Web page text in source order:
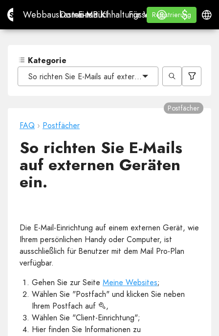
Site.proWebbauskasten mit KI
Webbauskasten mit KI
Domains
Domains
E-Mail
E-MailBuchhaltungssoftware
Buchhaltungssoftware
Für
Für Wiederverkäufer
WHITE LABEL
Lernen
Lernen
Registrierung
Registrierung
Anmelden
$
$
Kategorie
So richten Sie E-Mails auf externen Geräten ein.
FAQ › Postfächer
Postfächer
So richten Sie E-Mails
auf externen Geräten
ein.
Die E-Mail-Einrichtung auf einem externen Gerät, wie
Ihrem persönlichen Handy oder Computer, ist
ausschließlich für Benutzer mit dem Mail Pro-Plan
verfügbar.
Gehen Sie zur Seite Meine Websites;
Wählen Sie "Postfach" und klicken Sie neben
Ihrem Postfach auf
,
Wählen Sie "Client-Einrichtung";
Hier finden Sie Informationen zu